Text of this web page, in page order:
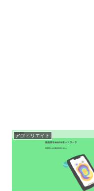
アフィリエイト